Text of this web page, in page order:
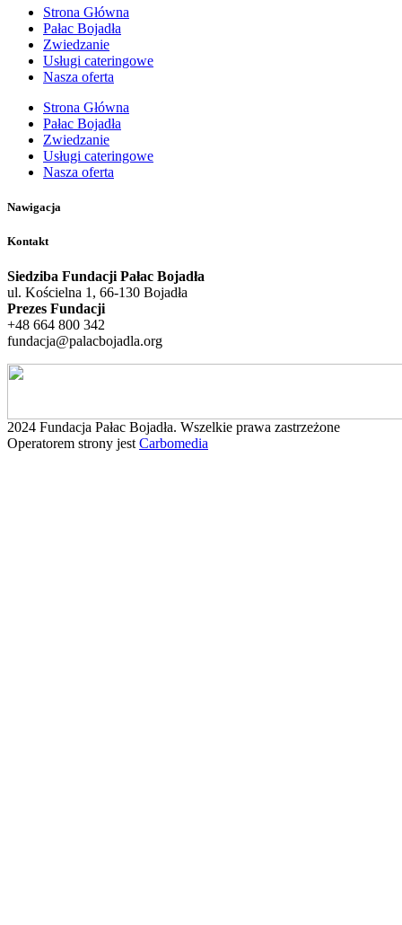
Strona Główna
Pałac Bojadła
Zwiedzanie
Usługi cateringowe
Nasza oferta
Strona Główna
Pałac Bojadła
Zwiedzanie
Usługi cateringowe
Nasza oferta
Nawigacja
Kontakt
Siedziba Fundacji Pałac Bojadła
ul. Kościelna 1, 66-130 Bojadła
Prezes Fundacji
+48 664 800 342
fundacja@palacbojadla.org
2024 Fundacja Pałac Bojadła. Wszelkie prawa zastrzeżone
Operatorem strony jest Carbomedia